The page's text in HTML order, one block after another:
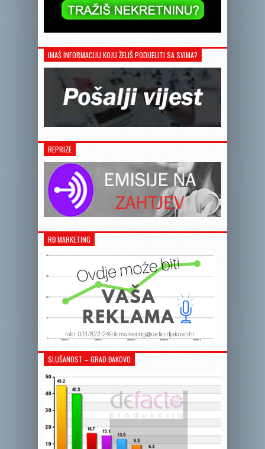
IMAŠ INFORMACIJU KOJU ŽELIŠ PODIJELITI SA SVIMA?
REPRIZE
RĐ MARKETING
SLUŠANOST – GRAD ĐAKOVO